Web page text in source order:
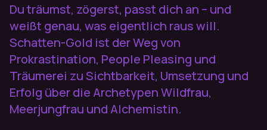
Du träumst, zögerst, passt dich an – und
weißt genau, was eigentlich raus will.
Schatten-Gold ist der Weg von
Prokrastination, People Pleasing und
Träumerei zu Sichtbarkeit, Umsetzung und
Erfolg über die Archetypen Wildfrau,
Meerjungfrau und Alchemistin.